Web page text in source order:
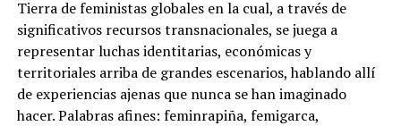
Tierra de feministas globales en la cual, a través de
significativos recursos transnacionales, se juega a
representar luchas identitarias, económicas y
territoriales arriba de grandes escenarios, hablando allí
de experiencias ajenas que nunca se han imaginado
hacer. Palabras afines: feminrapiña, femigarca,